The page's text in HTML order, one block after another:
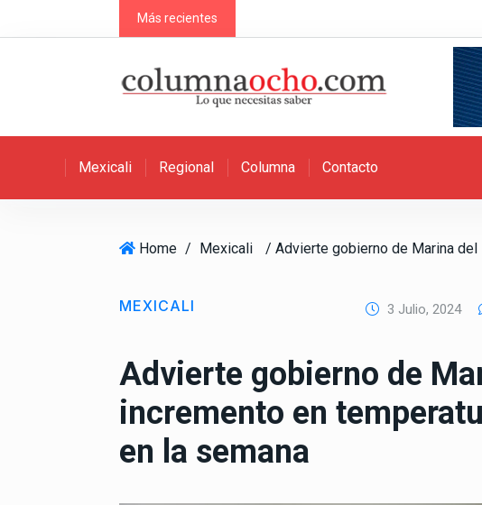
k
Más recientes
Mexicali Regional Columna Contacto
Home / Mexicali
MEXICALI 3 Julio, 2024
Advierte gobierno de
incremento en
en la semana